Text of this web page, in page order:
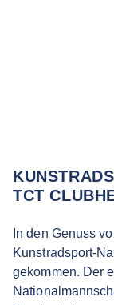
TCT
In den Genuss
Kunstradsport-
gekommen. Der